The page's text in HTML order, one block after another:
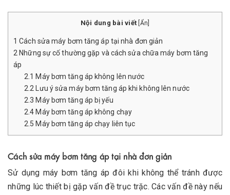
Nội dung bài viết Ẩn
1 Cách sửa máy bơm tăng áp tại nhà đơn giản
2 Những sự cố thường gặp và cách sửa chữa máy bơm tăng
áp
2.1 Máy bơm tăng áp không lên nước
2.2 Lưu ý sửa máy bơm tăng áp khi không lên nước
2.3 Máy bơm tăng áp bị yếu
2.4 Máy bơm tăng áp không chạy
2.5 Máy bơm tăng áp chạy liên tục
Cách sửa máy bơm tăng áp tại nhà đơn giản
Sử dụng máy bơm tăng áp đôi khi không thể tránh được
những lúc thiết bị gặp vấn đề trục trặc. Các vấn đề này nếu